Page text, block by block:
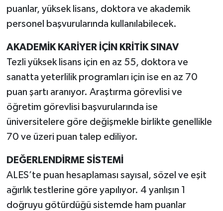
puanlar, yüksek lisans, doktora ve akademik
personel başvurularında kullanılabilecek.
AKADEMİK KARİYER İÇİN KRİTİK SINAV
Tezli yüksek lisans için en az 55, doktora ve
sanatta yeterlilik programları için ise en az 70
puan şartı aranıyor. Araştırma görevlisi ve
öğretim görevlisi başvurularında ise
üniversitelere göre değişmekle birlikte genellikle
70 ve üzeri puan talep ediliyor.
DEĞERLENDİRME SİSTEMİ
ALES’te puan hesaplaması sayısal, sözel ve eşit
ağırlık testlerine göre yapılıyor. 4 yanlışın 1
doğruyu götürdüğü sistemde ham puanlar